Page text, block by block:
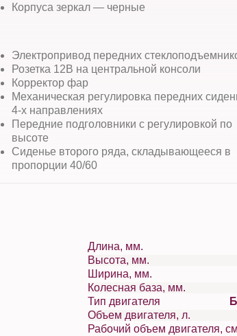
Корпуса зеркал — черные
Электропривод передних
Розетка 12В на центральной консоли
Корректор фар
Механическая регулировка передних
4-х направлениях
Передние подголовники с регулировкой по
высоте
Сиденье второго ряда, складывающееся в
пропорции 40/60
Длина, мм.
Высота, мм.
Ширина, мм.
Колесная база, мм.
Тип двигателя
Объем двигателя, л.
Рабочий